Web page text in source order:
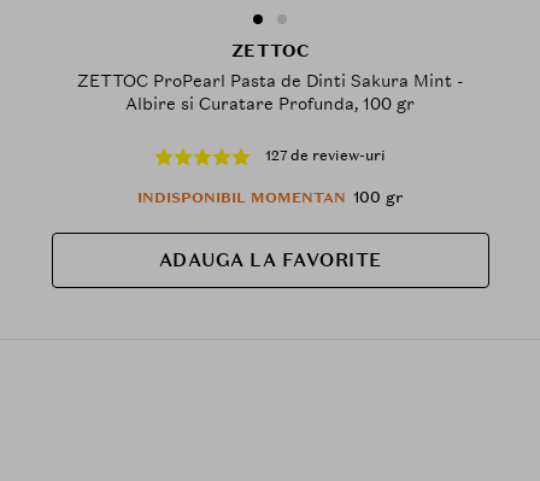
ZETTOC
ZETTOC ProPearl Pasta de Dinti Sakura Mint -
Albire si Curatare Profunda, 100 gr
127 de review-uri
INDISPONIBIL MOMENTAN 100 gr
ADAUGA LA FAVORITE